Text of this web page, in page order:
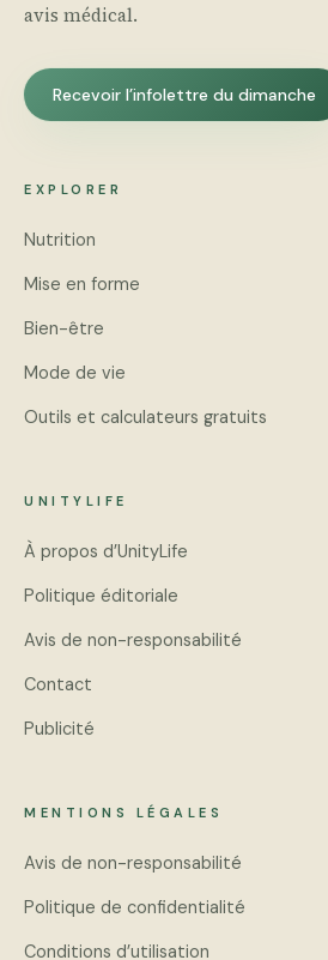
avis médical.
Recevoir l’infolettre du dimanche
EXPLORER
Nutrition
Mise en forme
Bien-être
Mode de vie
Outils et calculateurs gratuits
UNITYLIFE
À propos d’UnityLife
Politique éditoriale
Avis de non-responsabilité
Contact
Publicité
MENTIONS LÉGALES
Avis de non-responsabilité
Politique de confidentialité
Conditions d’utilisation